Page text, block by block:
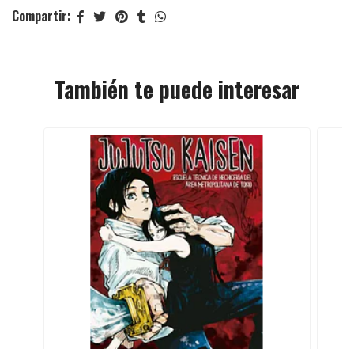
Compartir:
También te puede interesar